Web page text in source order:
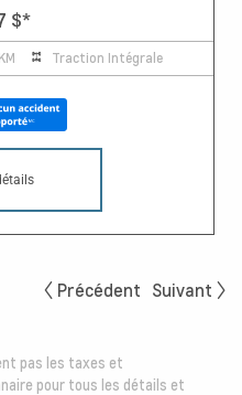
$*
Traction Intégrale
Précédent Suivant
pas les taxes et
pour tous les détails et